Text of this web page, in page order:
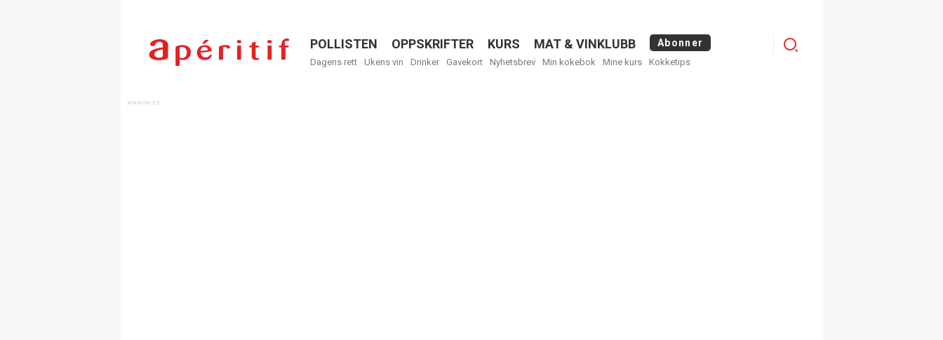
Menu
POLLISTEN OPPSKRIFTER KURS MAT & VINKLUBB Abonner
Dagens rett Ukens vin Drinker Gavekort Nyhetsbrev Min kokebok Mine kurs Kokketips
Logg